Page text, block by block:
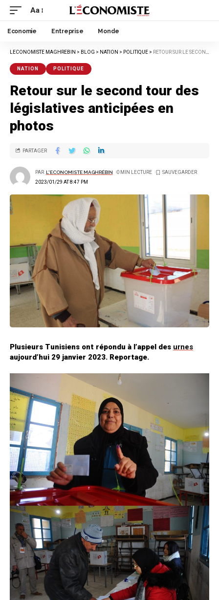
Aa
Economie Entreprise Monde
LECONOMISTE MAGHREBIN > BLOG > NATION > POLITIQUE > RETOUR SUR LE SECOND TOUR DES LÉGISLATIVES ANTICIPÉES EN PHOTOS
NATION POLITIQUE
Retour sur le second tour des
législatives anticipées en
photos
2023/01/29 AT 8:47 PM
PAR L'ECONOMISTE MAGHRÉBIN 0 MIN LECTURE
PARTAGER
Plusieurs Tunisiens ont répondu à l’appel des urnes
aujourd’hui 29 janvier 2023. Reportage.